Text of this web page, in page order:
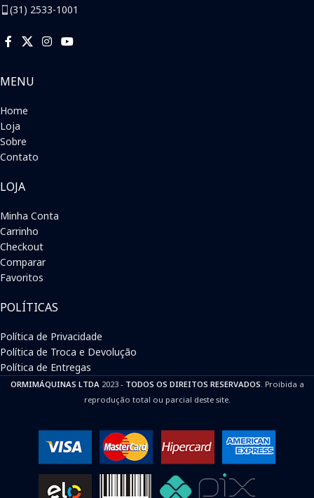
(31) 2533-1001
MENU
Home
Loja
Sobre
Contato
LOJA
Minha Conta
Carrinho
Checkout
Comparar
Favoritos
POLÍTICAS
Política de Privacidade
Política de Troca e Devolução
Política de Entregas
ORMIMÁQUINAS LTDA 2023 - TODOS OS DIREITOS RESERVADOS . Proibida a
reprodução total ou parcial deste site.